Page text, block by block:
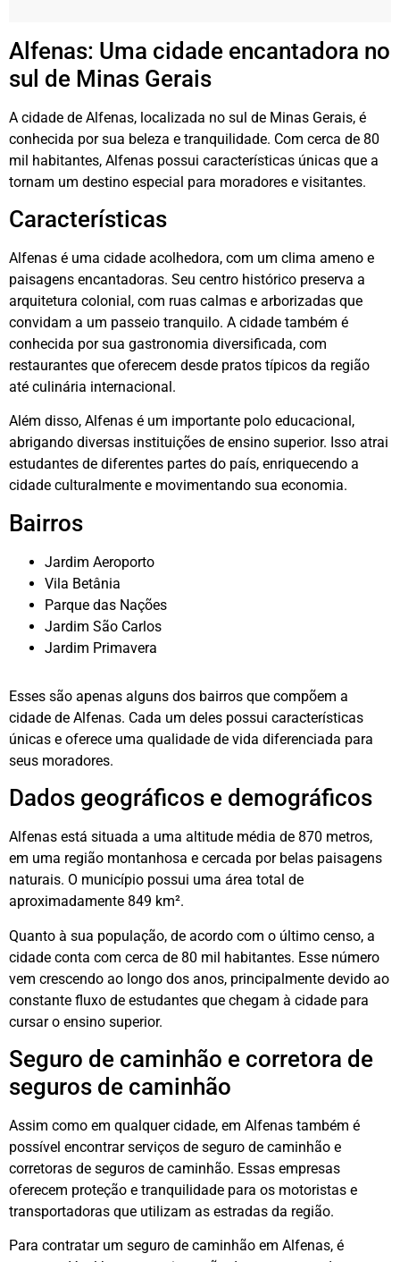
Alfenas: Uma cidade encantadora no
sul de Minas Gerais
A cidade de Alfenas, localizada no sul de Minas Gerais, é
conhecida por sua beleza e tranquilidade. Com cerca de 80
mil habitantes, Alfenas possui características únicas que a
tornam um destino especial para moradores e visitantes.
Características
Alfenas é uma cidade acolhedora, com um clima ameno e
paisagens encantadoras. Seu centro histórico preserva a
arquitetura colonial, com ruas calmas e arborizadas que
convidam a um passeio tranquilo. A cidade também é
conhecida por sua gastronomia diversificada, com
restaurantes que oferecem desde pratos típicos da região
até culinária internacional.
Além disso, Alfenas é um importante polo educacional,
abrigando diversas instituições de ensino superior. Isso atrai
estudantes de diferentes partes do país, enriquecendo a
cidade culturalmente e movimentando sua economia.
Bairros
Jardim Aeroporto
Vila Betânia
Parque das Nações
Jardim São Carlos
Jardim Primavera
Esses são apenas alguns dos bairros que compõem a
cidade de Alfenas. Cada um deles possui características
únicas e oferece uma qualidade de vida diferenciada para
seus moradores.
Dados geográficos e demográficos
Alfenas está situada a uma altitude média de 870 metros,
em uma região montanhosa e cercada por belas paisagens
naturais. O município possui uma área total de
aproximadamente 849 km².
Quanto à sua população, de acordo com o último censo, a
cidade conta com cerca de 80 mil habitantes. Esse número
vem crescendo ao longo dos anos, principalmente devido ao
constante fluxo de estudantes que chegam à cidade para
cursar o ensino superior.
Seguro de caminhão e corretora de
seguros de caminhão
Assim como em qualquer cidade, em Alfenas também é
possível encontrar serviços de seguro de caminhão e
corretoras de seguros de caminhão. Essas empresas
oferecem proteção e tranquilidade para os motoristas e
transportadoras que utilizam as estradas da região.
Para contratar um seguro de caminhão em Alfenas, é